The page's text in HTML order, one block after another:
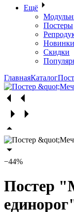
Ещё
Постеры
Новинки
Скидки
ГлавнаяКаталог
−44%
Постер